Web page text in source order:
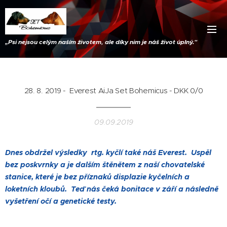
„Psi nejsou celým naším životem, ale díky nim je náš život úplný."
28. 8. 2019 - Everest AiJa Set Bohemicus - DKK 0/0
09.09.2019
Dnes obdržel výsledky rtg. kyčlí také náš Everest. Uspěl
bez poskvrnky a je dalším štěnětem z naší chovatelské
stanice, které je bez příznaků displazie kyčelních a
loketních kloubů. Teď nás čeká bonitace v září a následně
vyšetření očí a genetické testy.